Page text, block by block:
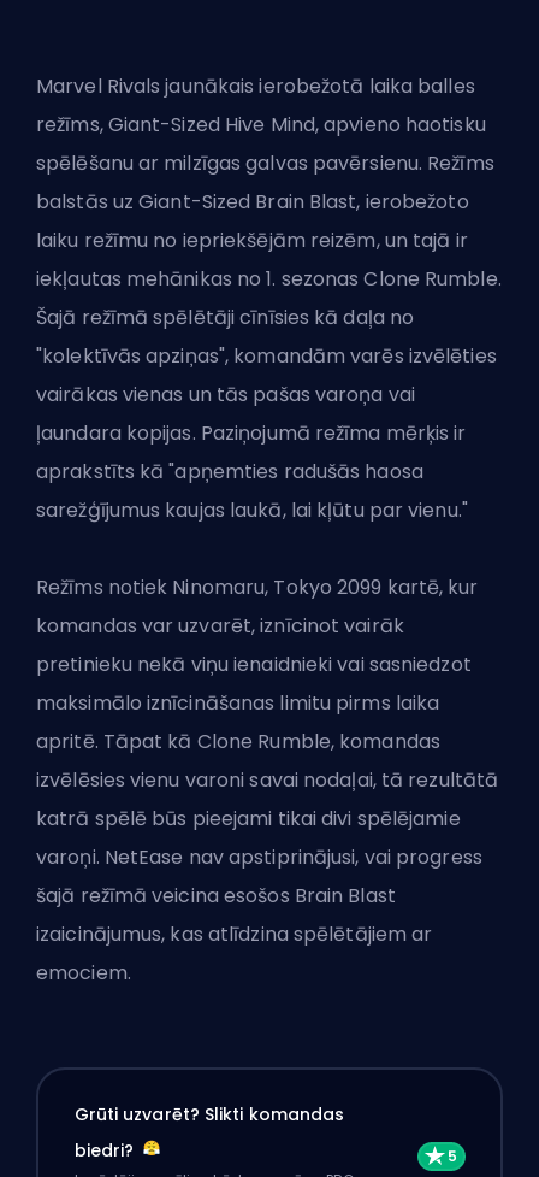
Marvel Rivals jaunākais ierobežotā laika balles
režīms, Giant-Sized Hive Mind, apvieno haotisku
spēlēšanu ar milzīgas galvas pavērsienu. Režīms
balstās uzGiant-Sized Brain Blast, ierobežoto
laiku režīmu no iepriekšējām reizēm, un tajā ir
iekļautas mehānikas no 1. sezonas Clone Rumble.
Šajā režīmā spēlētāji cīnīsies kā daļa no
"kolektīvās apziņas", komandām varēs izvēlēties
vairākas vienas un tās pašas varoņa vai
ļaundara kopijas. Paziņojumā režīma mērķis ir
aprakstīts kā "apņemties radušās haosa
sarežģījumus kaujas laukā, lai kļūtu par vienu."
Režīms notiek Ninomaru, Tokyo 2099 kartē, kur
komandas var uzvarēt, iznīcinot vairāk
pretinieku nekā viņu ienaidnieki vai sasniedzot
maksimālo iznīcināšanas limitu pirms laika
apritē. Tāpat kā Clone Rumble, komandas
izvēlēsies vienu varoni savai nodaļai, tā rezultātā
katrā spēlē būs pieejami tikai divi spēlējamie
varoņi. NetEase nav apstiprinājusi, vai progress
šajā režīmā veicina esošos Brain Blast
izaicinājumus, kas atlīdzina spēlētājiem ar
emociem.
Grūti uzvarēt? Slikti komandas
biedri?